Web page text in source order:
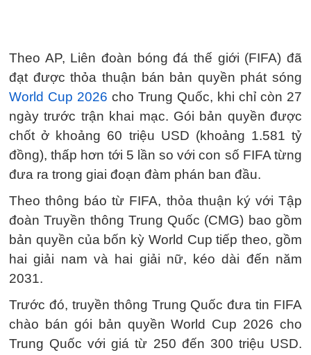
Theo AP, Liên đoàn bóng đá thế giới (FIFA) đã
đạt được thỏa thuận bán bản quyền phát sóng
World Cup 2026 cho Trung Quốc, khi chỉ còn 27
ngày trước trận khai mạc. Gói bản quyền được
chốt ở khoảng 60 triệu USD (khoảng 1.581 tỷ
đồng), thấp hơn tới 5 lần so với con số FIFA từng
đưa ra trong giai đoạn đàm phán ban đầu.
Theo thông báo từ FIFA, thỏa thuận ký với Tập
đoàn Truyền thông Trung Quốc (CMG) bao gồm
bản quyền của bốn kỳ World Cup tiếp theo, gồm
hai giải nam và hai giải nữ, kéo dài đến năm
2031.
Trước đó, truyền thông Trung Quốc đưa tin FIFA
chào bán gói bản quyền World Cup 2026 cho
Trung Quốc với giá từ 250 đến 300 triệu USD.